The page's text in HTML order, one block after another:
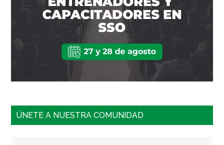
ÚNETE A NUESTRA COMUNIDAD